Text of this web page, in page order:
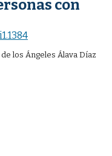
con
los Ángeles Álava Díaz